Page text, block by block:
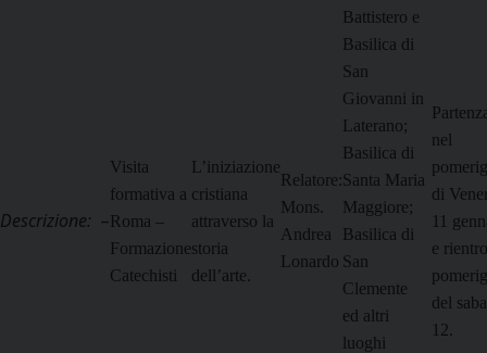
Descrizione: –
Visita
formativa a
Roma –
Formazione
Catechisti
L’iniziazione
cristiana
attraverso la
storia
dell’arte.
Relatore:
Mons.
Andrea
Lonardo
Battistero e
Basilica di
San
Giovanni in
Laterano;
Basilica di
Santa Maria
Maggiore;
Basilica di
San
Clemente
ed altri
luoghi
nel
di
11
e
del
12.